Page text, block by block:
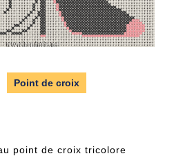
Point de croix
point de croix tricolore